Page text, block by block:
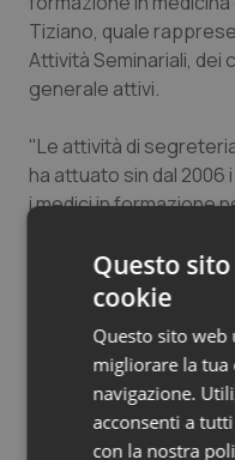
Sangue &
Tiroide
Tumore al seno
Tumore ovarico
Tumori del
Tumori
Ulcera &
Vaccini
Tiziano, quale
Attività Seminariali, dei
generale attivi.
"Le attività di
ha attuato sin dal
i medici in formazione
specializzati 27
trienni, 2016/2019 e
Corso di Formazione
ha abilitato più di 600
professione di medico
comunemente
Questo
cookie
Questo sito web
migliorare la tua
navigazione.
acconsenti a
con la nostra